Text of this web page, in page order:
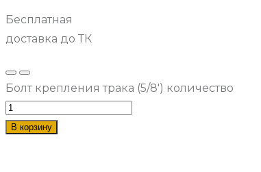
Бесплатная
доставка до ТК
Болт крепления трака (5/8') количество
В корзину